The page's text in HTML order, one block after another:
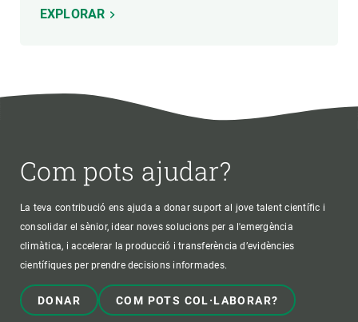
EXPLORAR
Com pots ajudar?
La teva contribució ens ajuda a donar suport al jove talent científic i
consolidar el sènior, idear noves solucions per a l'emergència
climàtica, i accelerar la producció i transferència d’evidències
científiques per prendre decisions informades.
DONAR COM POTS COL·LABORAR?